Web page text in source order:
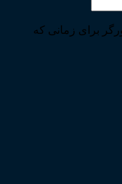
برای زمانی که